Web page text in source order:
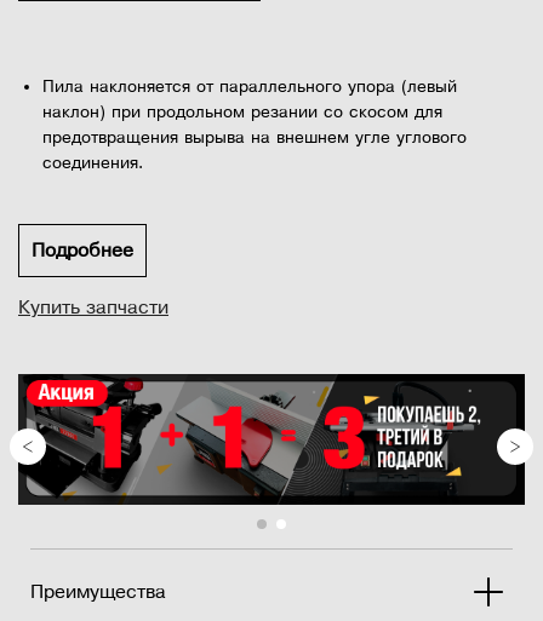
Пила наклоняется от параллельного упора (левый
наклон) при продольном резании со скосом для
предотвращения вырыва на внешнем угле углового
соединения.
обеспечения максимальной опоры материала.
Подвижный угловой упор для использования в Т-
90°.
Подробнее
Купить запчасти
Преимущества